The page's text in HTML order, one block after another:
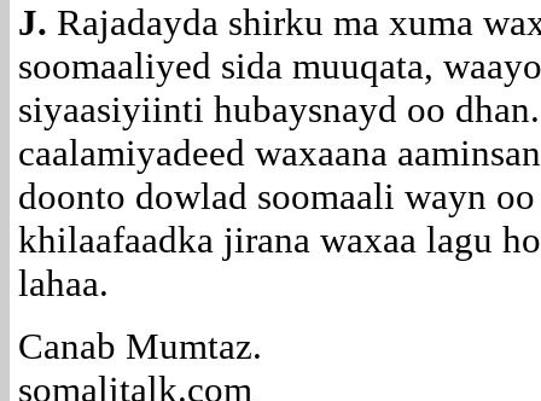
J. Rajadayda shirku ma xuma
soomaaliyed sida muuqata,
siyaasiyiinti hubaysnayd oo
caalamiyadeed waxaana
doonto dowlad soomaali wayn
khilaafaadka jirana waxaa lagu
lahaa.
Canab Mumtaz.
somalitalk.com